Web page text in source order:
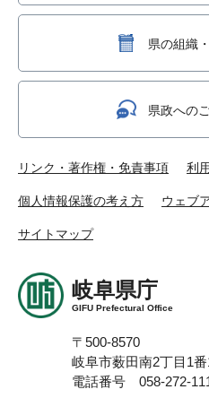
県の組織
県政への
リンク・著作権・免責事項 利
個人情報保護の考え方 ウェブ
サイトマップ
岐阜県庁
GIFU Prefectural Office
〒500-8570
岐阜市薮田南2丁目1
電話番号 058-272-